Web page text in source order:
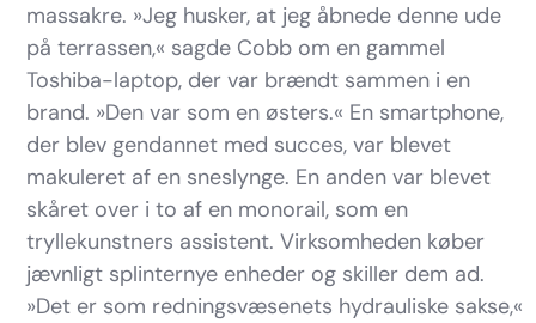
massakre. »Jeg husker, at jeg åbnede denne ude
på terrassen,« sagde Cobb om en gammel
Toshiba-laptop, der var brændt sammen i en
brand. »Den var som en østers.« En smartphone,
der blev gendannet med succes, var blevet
makuleret af en sneslynge. En anden var blevet
skåret over i to af en monorail, som en
tryllekunstners assistent. Virksomheden køber
jævnligt splinternye enheder og skiller dem ad.
»Det er som redningsvæsenets hydrauliske sakse,«